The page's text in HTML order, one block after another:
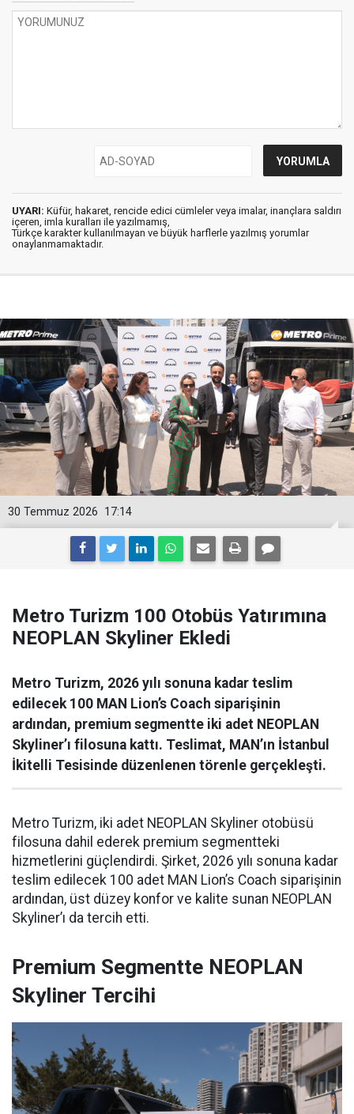
UYARI: Küfür, hakaret, rencide edici cümleler veya imalar, inançlara saldırı
içeren, imla kuralları ile yazılmamış,
Türkçe karakter kullanılmayan ve büyük harflerle yazılmış yorumlar
onaylanmamaktadır.
17:14
30 Temmuz 2026
Metro Turizm 100 Otobüs Yatırımına
NEOPLAN Skyliner Ekledi
Metro Turizm, 2026 yılı sonuna kadar teslim
edilecek 100 MAN Lion’s Coach siparişinin
ardından, premium segmentte iki adet NEOPLAN
Skyliner’ı filosuna kattı. Teslimat, MAN’ın İstanbul
İkitelli Tesisinde düzenlenen törenle gerçekleşti.
Metro Turizm, iki adet NEOPLAN Skyliner otobüsü
filosuna dahil ederek premium segmentteki
hizmetlerini güçlendirdi. Şirket, 2026 yılı sonuna kadar
teslim edilecek 100 adet MAN Lion’s Coach siparişinin
ardından, üst düzey konfor ve kalite sunan NEOPLAN
Skyliner’ı da tercih etti.
Premium Segmentte NEOPLAN
Skyliner Tercihi